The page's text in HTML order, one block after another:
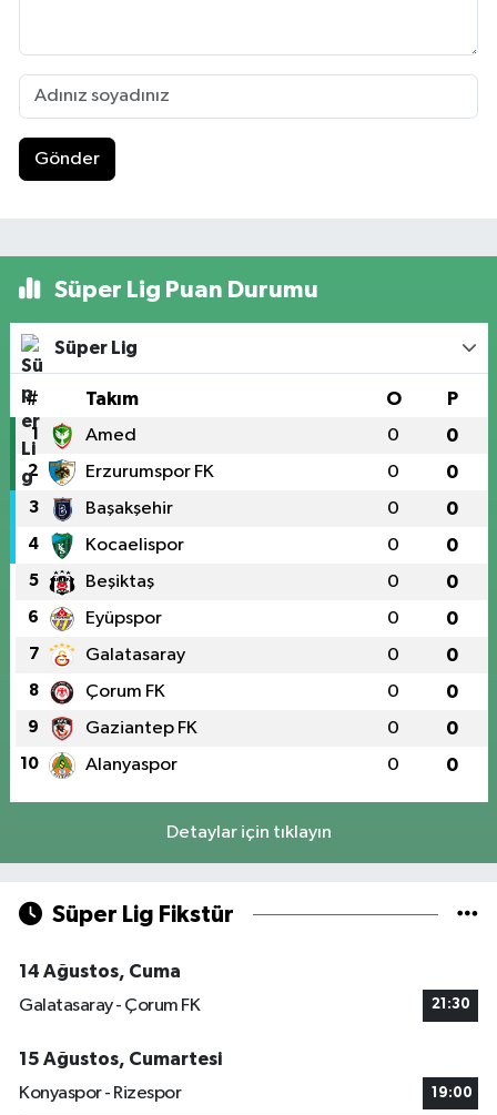
Gönder
Süper Lig Puan Durumu
Süper Lig
# Takım O P
1 Amed 0 0
2 Erzurumspor FK 0 0
3 Başakşehir 0 0
4 Kocaelispor 0 0
5 Beşiktaş 0 0
6 Eyüpspor 0 0
7 Galatasaray 0 0
8 Çorum FK 0 0
9 Gaziantep FK 0 0
10 Alanyaspor 0 0
Detaylar için tıklayın
Süper Lig Fikstür
14 Ağustos, Cuma
Galatasaray - Çorum FK
21:30
15 Ağustos, Cumartesi
Konyaspor - Rizespor
19:00